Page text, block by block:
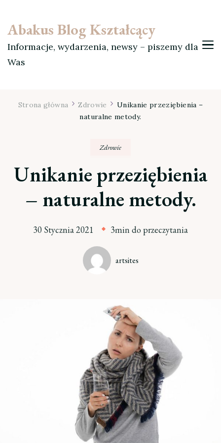
Abakus Blog Kształcący
Informacje, wydarzenia, newsy – piszemy dla
Was
Strona główna Zdrowie
Unikanie przeziębienia –
naturalne metody.
Zdrowie
Unikanie przeziębienia
– naturalne metody.
30 Stycznia 2021 3min do przeczytania
artsites